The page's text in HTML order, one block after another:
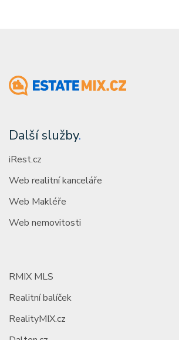
Další služby.
iRest.cz
Web realitní kanceláře
Web Makléře
Web nemovitosti
RMIX MLS
Realitní balíček
RealityMIX.cz